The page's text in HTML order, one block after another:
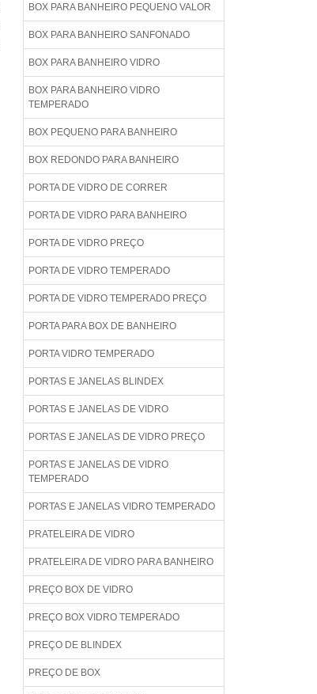
BOX PARA BANHEIRO PEQUENO VALOR
BOX PARA BANHEIRO SANFONADO
BOX PARA BANHEIRO VIDRO
BOX PARA BANHEIRO VIDRO
TEMPERADO
BOX PEQUENO PARA BANHEIRO
BOX REDONDO PARA BANHEIRO
PORTA DE VIDRO DE CORRER
PORTA DE VIDRO PARA BANHEIRO
PORTA DE VIDRO PREÇO
PORTA DE VIDRO TEMPERADO
PORTA DE VIDRO TEMPERADO PREÇO
PORTA PARA BOX DE BANHEIRO
PORTA VIDRO TEMPERADO
PORTAS E JANELAS BLINDEX
PORTAS E JANELAS DE VIDRO
PORTAS E JANELAS DE VIDRO PREÇO
PORTAS E JANELAS DE VIDRO
TEMPERADO
PORTAS E JANELAS VIDRO TEMPERADO
PRATELEIRA DE VIDRO
PRATELEIRA DE VIDRO PARA BANHEIRO
PREÇO BOX DE VIDRO
PREÇO BOX VIDRO TEMPERADO
PREÇO DE BLINDEX
PREÇO DE BOX